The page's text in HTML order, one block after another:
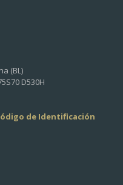
(BL)
D530H
de Identificación